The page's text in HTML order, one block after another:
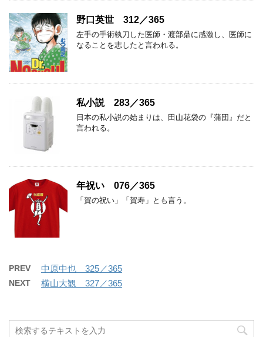
野口英世 312／365
左手の手術執刀した医師・渡部鼎に感激し、医師に
なることを志したと言われる。
私小説 283／365
日本の私小説の始まりは、田山花袋の『蒲団』だと
言われる。
年祝い 076／365
「賀の祝い」「賀寿」とも言う。
PREV 中原中也 325／365
NEXT 横山大観 327／365